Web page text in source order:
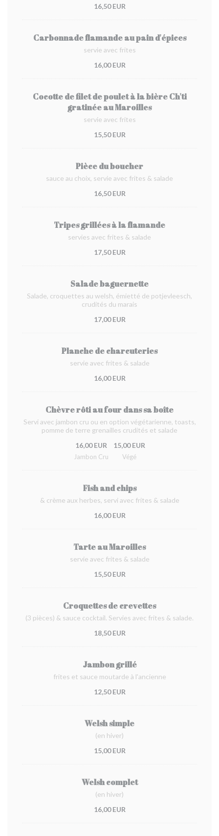
16,50 EUR
Carbonnade flamande au pain d'épices
servie avec frites
16,00 EUR
Cocotte de filet de poulet à la bière Ch'ti
gratinée au Maroilles
servie avec frites
15,50 EUR
Pièce du boucher
sauce au choix, servie avec frites & salade
16,50 EUR
Tripes grillées à la flamande
servies avec frites & salade
17,50 EUR
Salade baguernette
Salade, croquettes au welsh, émietté de potjevleesch,
crudités du marais
17,00 EUR
Planche de charcuteries
servie avec frites & salade
16,00 EUR
Chèvre rôti au four dans sa boîte
Servi avec jambon cru ou en option végétarienne, toasts,
pomme de terre grenailles crudités et salade
16,00 EUR
Jambon Cru
15,00 EUR
Végé
Fish and chips
& crème aux herbes, servi avec frites & salade
16,00 EUR
Tarte au Maroilles
servie avec frites & salade
15,50 EUR
Croquettes de crevettes
(3 pièces) & sauce cocktail. Servies avec frites & salade.
18,50 EUR
Jambon grillé
frites et sauce moutarde à l'ancienne
12,50 EUR
Welsh simple
(en hiver)
15,00 EUR
Welsh complet
(en hiver)
16,00 EUR